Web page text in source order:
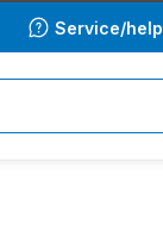
Service/help